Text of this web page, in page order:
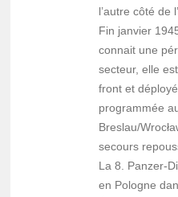
l’autre côté de
Fin janvier
connait une
secteur, elle
front et
programmée
Breslau/
secours
La 8. Panzer-
en Pologne